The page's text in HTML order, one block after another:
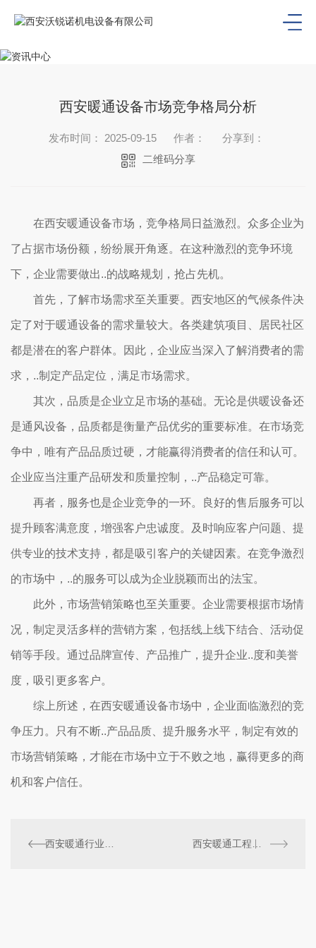
西安暖通设备市场竞争格局分析
发布时间： 2025-09-15 作者：
分享到：
二维码分享
在西安暖通设备市场，竞争格局日益激烈。众多企业为
了占据市场份额，纷纷展开角逐。在这种激烈的竞争环境
下，企业需要做出..的战略规划，抢占先机。
首先，了解市场需求至关重要。西安地区的气候条件决
定了对于暖通设备的需求量较大。各类建筑项目、居民社区
都是潜在的客户群体。因此，企业应当深入了解消费者的需
求，..制定产品定位，满足市场需求。
其次，品质是企业立足市场的基础。无论是供暖设备还
是通风设备，品质都是衡量产品优劣的重要标准。在市场竞
争中，唯有产品品质过硬，才能赢得消费者的信任和认可。
企业应当注重产品研发和质量控制，..产品稳定可靠。
再者，服务也是企业竞争的一环。良好的售后服务可以
提升顾客满意度，增强客户忠诚度。及时响应客户问题、提
供专业的技术支持，都是吸引客户的关键因素。在竞争激烈
的市场中，..的服务可以成为企业脱颖而出的法宝。
此外，市场营销策略也至关重要。企业需要根据市场情
况，制定灵活多样的营销方案，包括线上线下结合、活动促
销等手段。通过品牌宣传、产品推广，提升企业..度和美誉
度，吸引更多客户。
综上所述，在西安暖通设备市场中，企业面临激烈的竞
争压力。只有不断..产品品质、提升服务水平，制定有效的
市场营销策略，才能在市场中立于不败之地，赢得更多的商
机和客户信任。